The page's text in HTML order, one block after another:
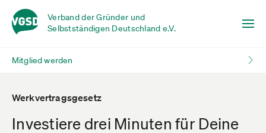
Verband der Gründer und
Selbstständigen Deutschland e.V.
Mitglied werden
Werkvertragsgesetz
Investiere drei Minuten für Deine